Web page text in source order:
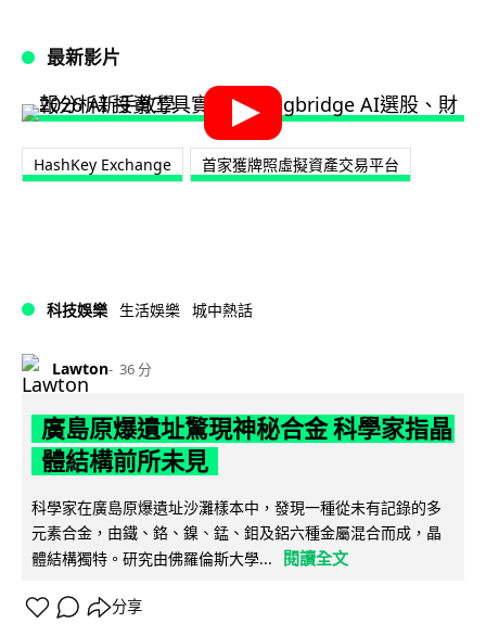
最新影片
HashKey Exchange 首家獲牌照虛擬資產交易平台
科技娛樂 生活娛樂 城中熱話
Lawton 36 分
廣島原爆遺址驚現神秘合金 科學家指晶
體結構前所未見
科學家在廣島原爆遺址沙灘樣本中，發現一種從未有記錄的多
元素合金，由鐵、鉻、鎳、錳、鉬及鋁六種金屬混合而成，晶
體結構獨特。研究由佛羅倫斯大學...
閱讀全文
分享